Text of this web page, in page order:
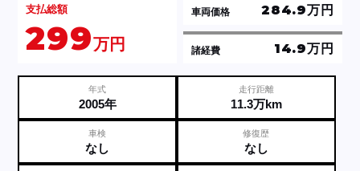
支払総額
299万円 諸経費 14.9万円
車両価格 284.9万円
年式
2005年
走行距離
11.3万km
車検
なし
修復歴
なし